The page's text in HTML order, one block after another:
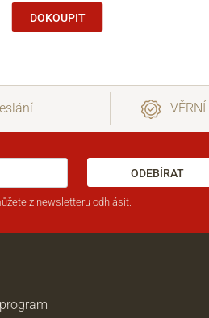
DOKOUPIT
ODEBÍRAT
z newsletteru odhlásit.